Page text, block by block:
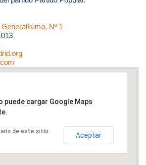
Nº 1
puede cargar Google Maps
de este sitio
Aceptar